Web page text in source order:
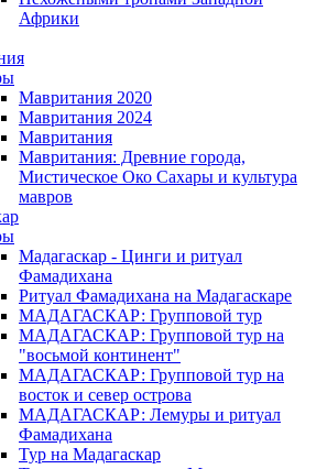
Африки
Мавритания 2020
Мавритания 2024
Мавритания
Мавритания: Древние города,
Мистическое Око Сахары и культура
мавров
Мадагаскар - Цинги и ритуал
Фамадихана
Ритуал Фамадихана на Мадагаскаре
МАДАГАСКАР: Групповой тур
МАДАГАСКАР: Групповой тур на
"восьмой континент"
МАДАГАСКАР: Групповой тур на
восток и север острова
МАДАГАСКАР: Лемуры и ритуал
Фамадихана
Тур на Мадагаскар